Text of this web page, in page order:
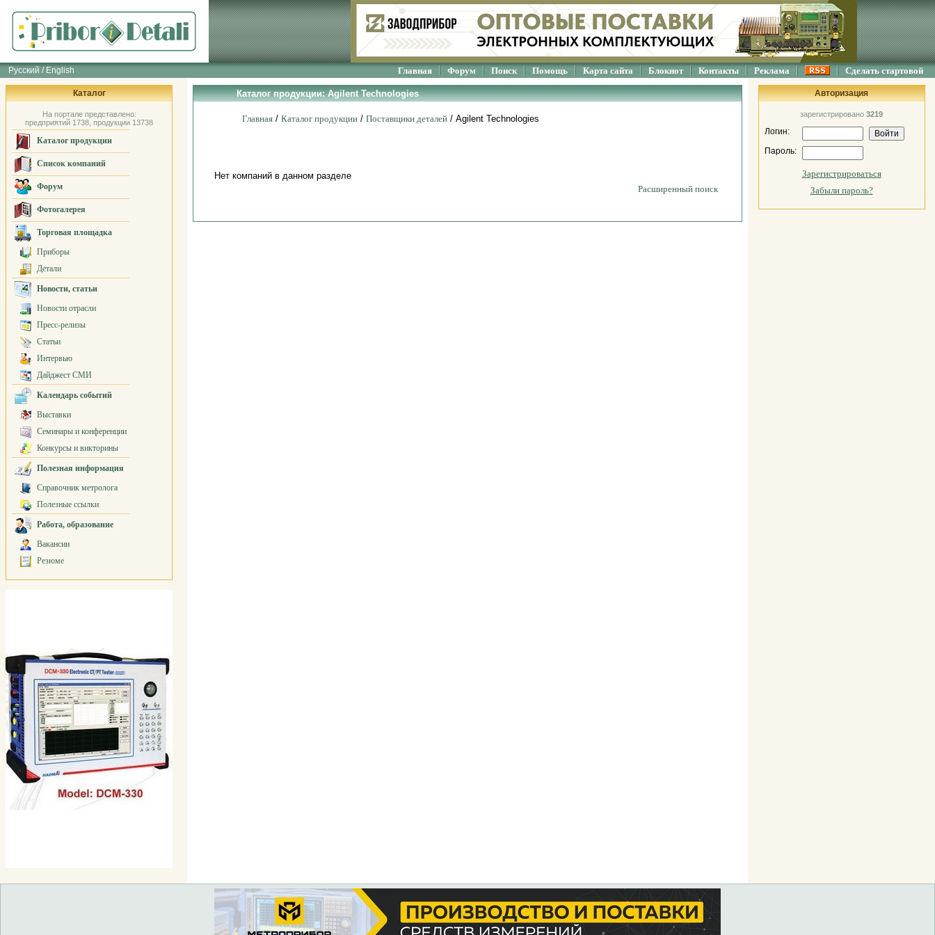
Русский / English Главная Форум Поиск Помощь Карта сайта Блокнот Контакты Реклама Сделать стартовой
Каталог
На портале представлено:
предприятий 1738, продукции 13738
Каталог продукции
Список компаний
Форум
Фотогалерея
Торговая площадка
Приборы
Детали
Новости, статьи
Новости отрасли
Пресс-релизы
Статьи
Интервью
Дайджест СМИ
Календарь событий
Выставки
Семинары и конференции
Конкурсы и викторины
Полезная информация
Справочник метролога
Полезные ссылки
Работа, образование
Вакансии
Резюме
Каталог продукции: Agilent Technologies
Главная / Каталог продукции / Поставщики деталей / Agilent Technologies
Нет компаний в данном разделе
Расширенный поиск
Авторизация
зарегистрировано 3219
Логин:
Пароль:
Зарегистрироваться
Забыли пароль?